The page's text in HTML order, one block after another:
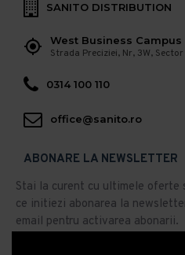
SANITO DISTRIBUTION
West Business Campus
Strada Preciziei, Nr, 3W,
0314 100 110
office@sanito.ro
ABONARE LA NEWSLETTER
Stai la curent cu ultimele oferte
ce initiezi abonarea la
email pentru activarea abonarii.